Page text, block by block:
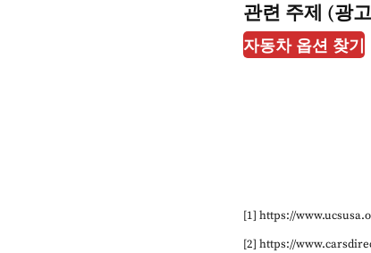
관련 주제 (광
자동차 옵션 찾기
[1] https://
[2] https://